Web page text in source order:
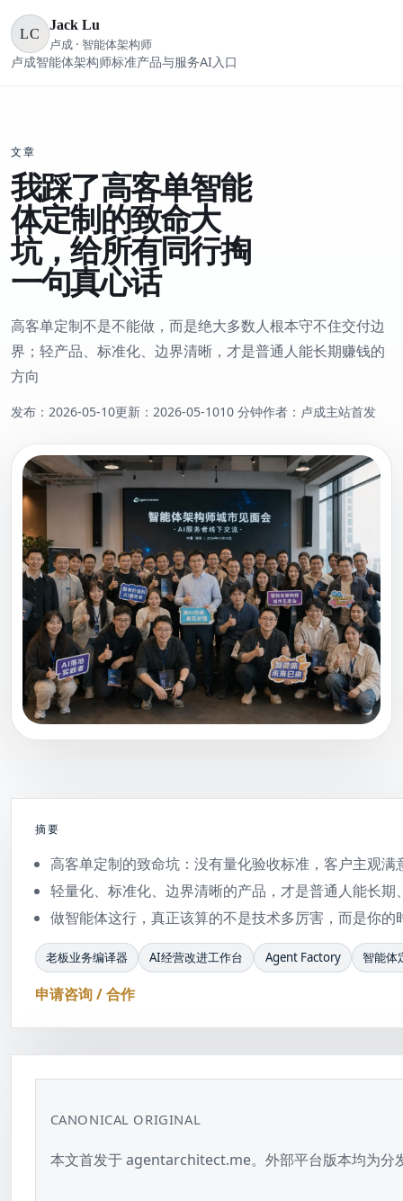
LC
Jack Lu
卢成 · 智能体架构师
卢成智能体架构师标准产品与服务AI入口
文章
我踩了高客单智能
体定制的致命大
坑，给所有同行掏
一句真心话
高客单定制不是不能做，而是绝大多数人根本守不住交付边
界；轻产品、标准化、边界清晰，才是普通人能长期赚钱的
方向
发布： 2026-05-10更新： 2026-05-1010 分钟作者：卢成主站首发
摘要
高客单定制的致命坑：没有量化验收标准，客户主观满
轻量化、标准化、边界清晰的产品，才是普通人能长期
做智能体这行，真正该算的不是技术多厉害，而是你
老板业务编译器 AI经营改进工作台 Agent Factory 智能体
申请咨询 / 合作
CANONICAL ORIGINAL
本文首发于 agentarchitect.me。外部平台版本均为分